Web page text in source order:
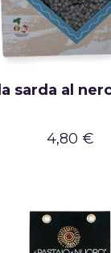
sarda al
4,80 €